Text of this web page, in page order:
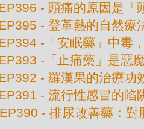
- 頭痛的原因是「
- 登革熱的自然療
-「安眠藥」中毒
-「止痛藥」是惡
- 羅漢果的治療功
- 流行性感冒的陷
- 排尿改善藥：